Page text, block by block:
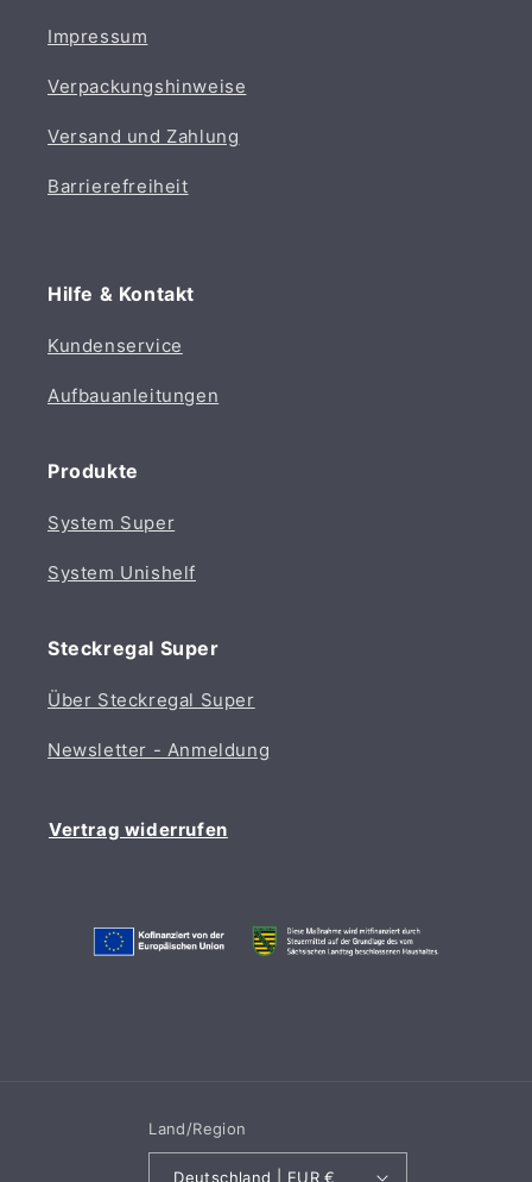
Impressum
Verpackungshinweise
Versand und Zahlung
Barrierefreiheit
Hilfe & Kontakt
Kundenservice
Aufbauanleitungen
Produkte
System Super
System Unishelf
Steckregal Super
Über Steckregal Super
Newsletter - Anmeldung
Vertrag widerrufen
Land/Region
Deutschland | EUR €